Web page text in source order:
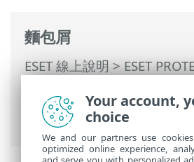
麵包屑
ESET 線上說明>ESET
PROTECT On-Prem 主功能
器工作> 代理程式部署
Your account,
choice
We and our partners use
optimized online experience,